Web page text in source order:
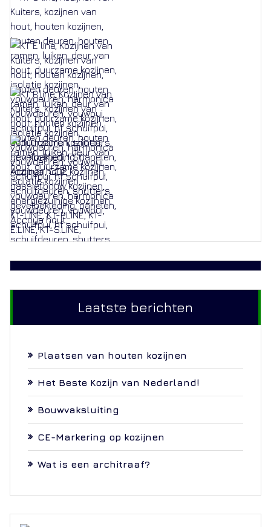
Laatste berichten
Plaatsen van houten kozijnen
Het Beste Kozijn van Nederland!
Bouwvaksluiting
CE-Markering op kozijnen
Wat is een architraaf?